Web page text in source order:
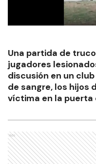
Una partida de
jugadores
discusión en un
de sangre, los hijos
víctima en la
Ads